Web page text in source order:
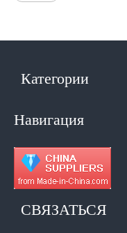
Категории
Навигация
СВЯЗАТЬСЯ